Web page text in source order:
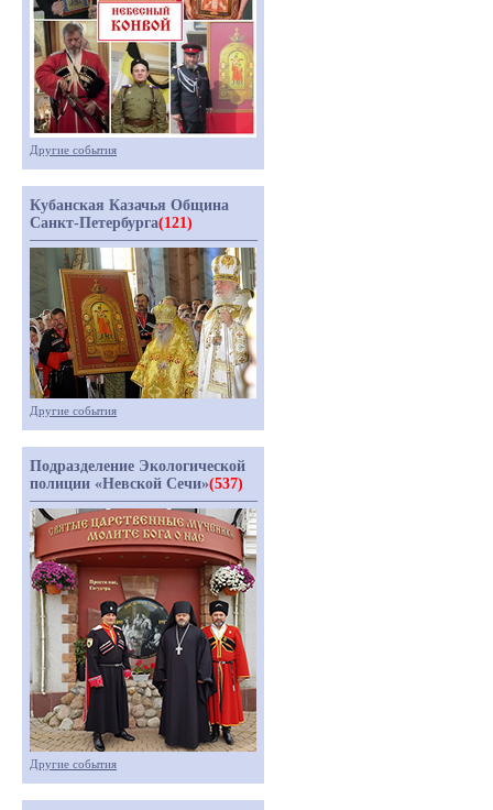
Другие события
Кубанская Казачья Община
Санкт-Петербурга(121)
Другие события
Подразделение Экологической
полиции «Невской Сечи»(537)
Другие события